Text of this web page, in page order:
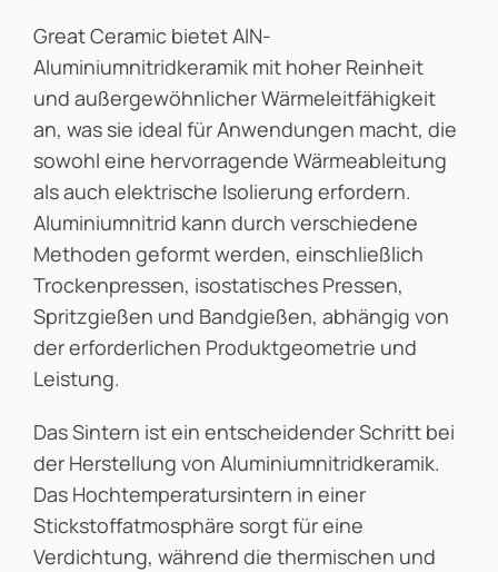
Great Ceramic bietet AlN-
Aluminiumnitridkeramik mit hoher Reinheit
und außergewöhnlicher Wärmeleitfähigkeit
an, was sie ideal für Anwendungen macht, die
sowohl eine hervorragende Wärmeableitung
als auch elektrische Isolierung erfordern.
Aluminiumnitrid kann durch verschiedene
Methoden geformt werden, einschließlich
Trockenpressen, isostatisches Pressen,
Spritzgießen und Bandgießen, abhängig von
der erforderlichen Produktgeometrie und
Leistung.
Das Sintern ist ein entscheidender Schritt bei
der Herstellung von Aluminiumnitridkeramik.
Das Hochtemperatursintern in einer
Stickstoffatmosphäre sorgt für eine
Verdichtung, während die thermischen und